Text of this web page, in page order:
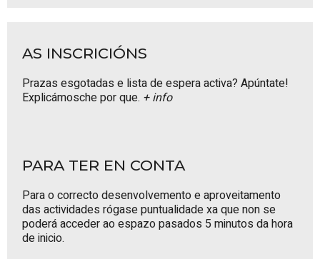
AS INSCRICIÓNS
Prazas esgotadas e lista de espera activa? Apúntate!
Explicámosche por que. + info
PARA TER EN CONTA
Para o correcto desenvolvemento e aproveitamento
das actividades rógase puntualidade xa que non se
poderá acceder ao espazo pasados 5 minutos da hora
de inicio.